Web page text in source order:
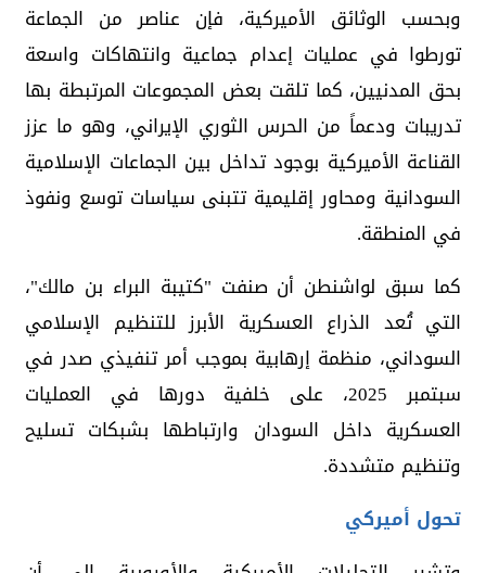
وبحسب الوثائق الأميركية، فإن عناصر من الجماعة
تورطوا في عمليات إعدام جماعية وانتهاكات واسعة
بحق المدنيين، كما تلقت بعض المجموعات المرتبطة بها
تدريبات ودعماً من الحرس الثوري الإيراني، وهو ما عزز
القناعة الأميركية بوجود تداخل بين الجماعات الإسلامية
السودانية ومحاور إقليمية تتبنى سياسات توسع ونفوذ
في المنطقة.
كما سبق لواشنطن أن صنفت "كتيبة البراء بن مالك"،
التي تُعد الذراع العسكرية الأبرز للتنظيم الإسلامي
السوداني، منظمة إرهابية بموجب أمر تنفيذي صدر في
سبتمبر 2025، على خلفية دورها في العمليات
العسكرية داخل السودان وارتباطها بشبكات تسليح
وتنظيم متشددة.
تحول أميركي